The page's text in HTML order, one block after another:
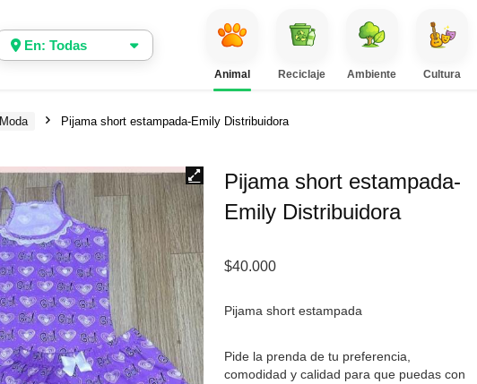
En: Todas
Animal Reciclaje Ambiente Cultura
Moda Pijama short estampada-Emily Distribuidora
Pijama short estampada-
Emily Distribuidora
$40.000
Pijama short estampada
Pide la prenda de tu preferencia,
comodidad y calidad para que puedas con